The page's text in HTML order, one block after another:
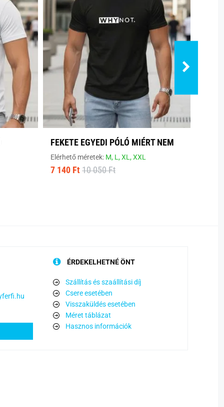
FEKETE EGYEDI PÓLÓ MIÉRT NEM
Elérhető méretek: M, L,XL,XXL
7 140 Ft 10 050 Ft
ÉRDEKELHETNÉ ÖNT
Szállítás és szaállítási díj
Csere esetében
Visszaküldés esetében
Méret táblázat
Hasznos információk